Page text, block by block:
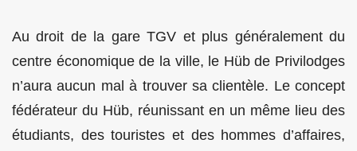
Au droit de la gare TGV et plus généralement du
centre économique de la ville, le Hüb de Privilodges
n’aura aucun mal à trouver sa clientèle. Le concept
fédérateur du Hüb, réunissant en un même lieu des
étudiants, des touristes et des hommes d’affaires,